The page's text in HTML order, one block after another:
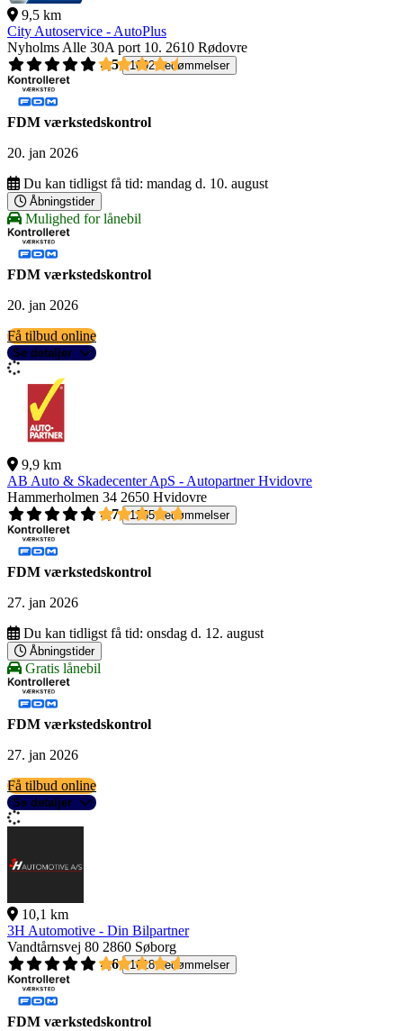
9,5 km
City Autoservice - AutoPlus
Nyholms Alle 30A port 10. 2610 Rødovre
4,5
1092 bedømmelser
FDM værkstedskontrol
20. jan 2026
Du kan tidligst få tid: mandag d. 10. august
Åbningstider
Mulighed for lånebil
FDM værkstedskontrol
20. jan 2026
Få tilbud online
Se detaljer
9,9 km
AB Auto & Skadecenter ApS - Autopartner Hvidovre
Hammerholmen 34 2650 Hvidovre
4,7
1265 bedømmelser
FDM værkstedskontrol
27. jan 2026
Du kan tidligst få tid: onsdag d. 12. august
Åbningstider
Gratis lånebil
FDM værkstedskontrol
27. jan 2026
Få tilbud online
Se detaljer
10,1 km
3H Automotive - Din Bilpartner
Vandtårnsvej 80 2860 Søborg
4,6
1618 bedømmelser
FDM værkstedskontrol